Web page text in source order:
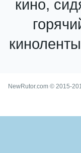
кино,
NewRutor.com © 2015-